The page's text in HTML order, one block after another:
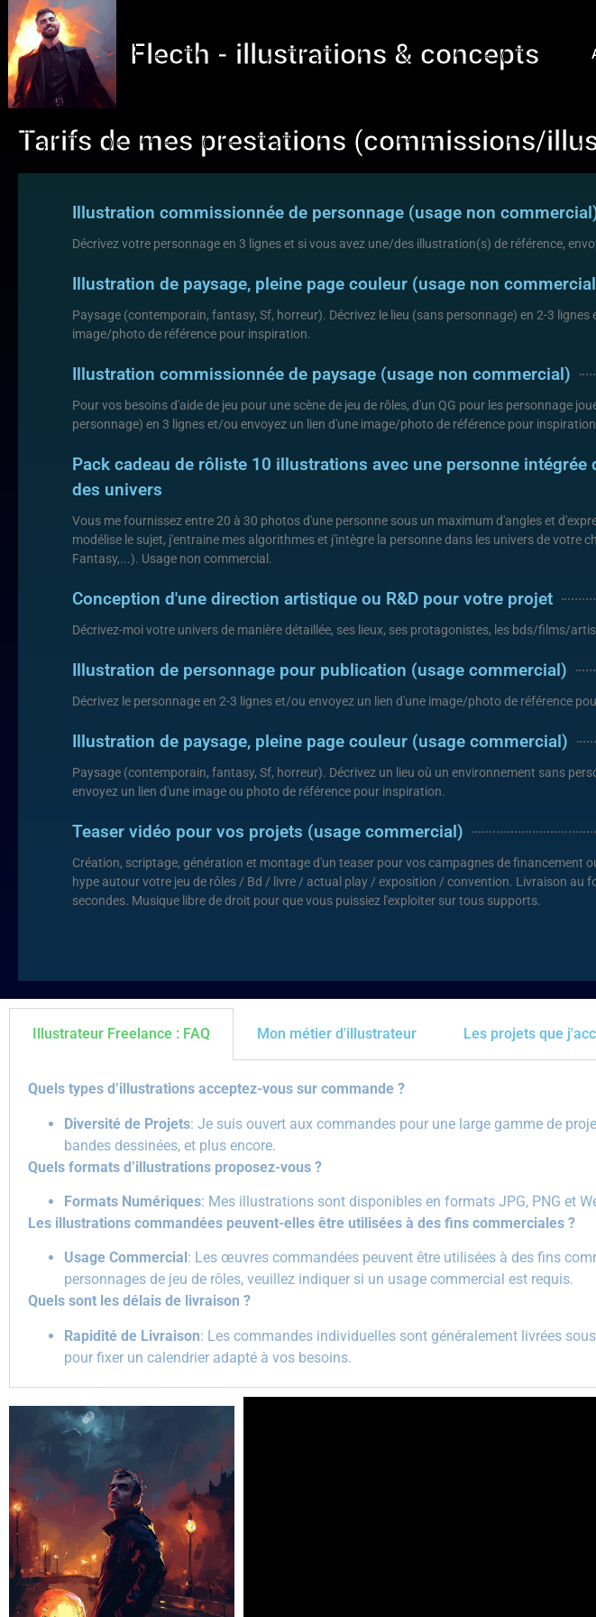
Flecth - illustrations & concepts
Tarifs de mes prestations (commissions/
Illustration commissionnée de personnage (usage non
Décrivez votre personnage en 3 lignes et si vous avez une/des illustration(s) de référence,
Illustration de paysage, pleine page couleur (usage non
Paysage (contemporain, fantasy, Sf, horreur). Décrivez le lieu (sans personnage) en 2-3 lignes
image/photo de référence pour inspiration.
Illustration commissionnée de paysage (usage non commercial)
Pour vos besoins d'aide de jeu pour une scène de jeu de rôles, d'un QG pour les personnage
personnage) en 3 lignes et/ou envoyez un lien d'une image/photo de référence pour
Pack cadeau de rôliste 10 illustrations avec une personne intégrée
des univers
Vous me fournissez entre 20 à 30 photos d'une personne sous un maximum d'angles et
modélise le sujet, j'entraine mes algorithmes et j'intègre la personne dans les univers de votre
Fantasy,...). Usage non commercial.
Conception d'une direction artistique ou R&D pour votre projet
Décrivez-moi votre univers de manière détaillée, ses lieux, ses protagonistes, les bds/films/
Illustration de personnage pour publication (usage commercial)
Décrivez le personnage en 2-3 lignes et/ou envoyez un lien d'une image/photo de référence
Illustration de paysage, pleine page couleur (usage commercial)
Paysage (contemporain, fantasy, Sf, horreur). Décrivez un lieu où un environnement sans
envoyez un lien d'une image ou photo de référence pour inspiration.
Teaser vidéo pour vos projets (usage commercial)
Création, scriptage, génération et montage d'un teaser pour vos campagnes de financement
hype autour votre jeu de rôles / Bd / livre / actual play / exposition / convention. Livraison au
secondes. Musique libre de droit pour que vous puissiez l'exploiter sur tous supports.
Illustrateur Freelance : FAQ Mon métier d'illustrateur Les projets que
Quels types d’illustrations acceptez-vous sur commande ?
Diversité de Projets: Je suis ouvert aux commandes pour une large gamme de
bandes dessinées, et plus encore.
Quels formats d’illustrations proposez-vous ?
Formats Numériques: Mes illustrations sont disponibles en formats JPG, PNG et
Les illustrations commandées peuvent-elles être utilisées à des fins commerciales ?
Usage Commercial : Les œuvres commandées peuvent être utilisées à des fins
personnages de jeu de rôles, veuillez indiquer si un usage commercial est requis.
Quels sont les délais de livraison ?
Rapidité de Livraison: Les commandes individuelles sont généralement livrées
pour fixer un calendrier adapté à vos besoins.